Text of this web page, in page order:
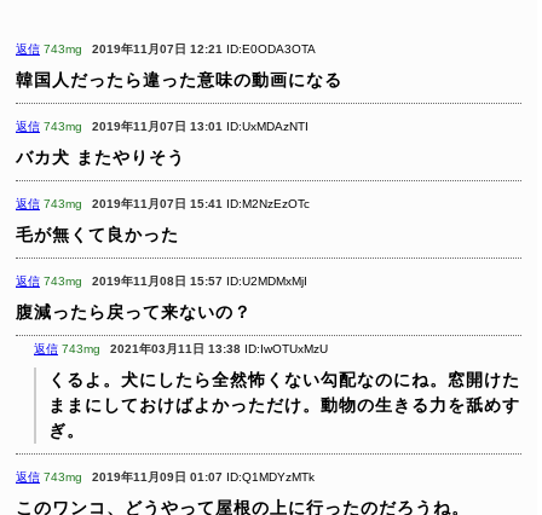
返信 743mg 2019年11月07日 12:21 ID:E0ODA3OTA
韓国人だったら違った意味の動画になる
返信 743mg 2019年11月07日 13:01 ID:UxMDAzNTI
バカ犬 またやりそう
返信 743mg 2019年11月07日 15:41 ID:M2NzEzOTc
毛が無くて良かった
返信 743mg 2019年11月08日 15:57 ID:U2MDMxMjI
腹減ったら戻って来ないの？
返信 743mg 2021年03月11日 13:38 ID:IwOTUxMzU
くるよ。犬にしたら全然怖くない勾配なのにね。窓開けた
ままにしておけばよかっただけ。動物の生きる力を舐めす
ぎ。
返信 743mg 2019年11月09日 01:07 ID:Q1MDYzMTk
このワンコ、どうやって屋根の上に行ったのだろうね。